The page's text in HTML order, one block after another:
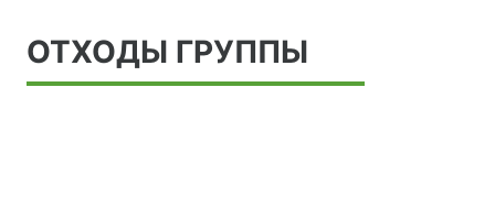
ОТХОДЫ ГРУППЫ